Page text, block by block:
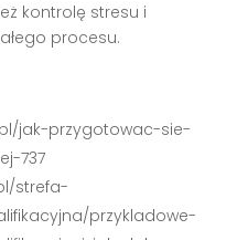
kontrolę stresu i
procesu.
jak-przygotowac-sie-
737
strefa-
przykladowe-